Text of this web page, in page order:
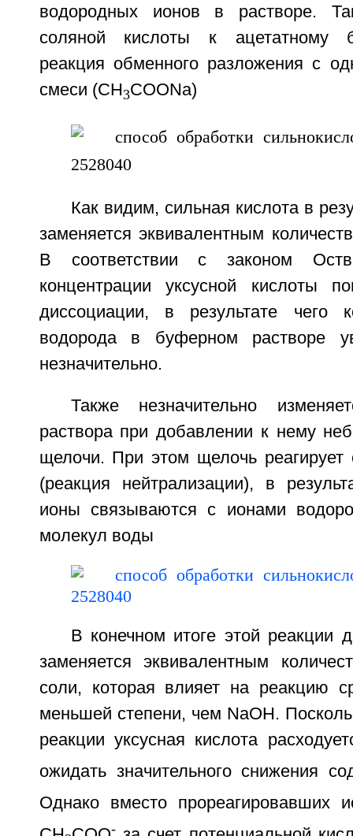
водородных ионов в растворе.
соляной кислоты к ацетатному
реакция обменного разложения с
смеси (CH3COONa)
Как видим, сильная кислота в
заменяется эквивалентным
В соответствии с законом
концентрации уксусной кислоты
диссоциации, в результате чего
водорода в буферном растворе
незначительно.
Также незначительно
раствора при добавлении к нему
щелочи. При этом щелочь реагирует
(реакция нейтрализации), в
ионы связываются с ионами
молекул воды
В конечном итоге этой реакции
заменяется эквивалентным
соли, которая влияет на реакцию
меньшей степени, чем NaOH.
реакции уксусная кислота
ожидать значительного снижения
Однако вместо прореагировавших
-